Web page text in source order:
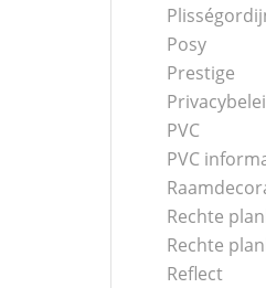
Posy
Prestige
PVC
PVC
Rechte
Rechte
Reflect